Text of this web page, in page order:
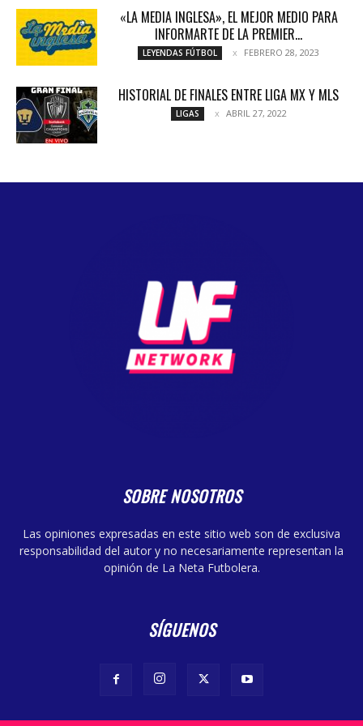
«LA MEDIA INGLESA», EL MEJOR MEDIO PARA
INFORMARTE DE LA PREMIER...
LEYENDAS FÚTBOL FEBRERO 28, 2023
HISTORIAL DE FINALES ENTRE LIGA MX Y MLS
LIGAS ABRIL 27, 2022
SOBRE NOSOTROS
Las opiniones expresadas en este sitio web son de exclusiva
responsabilidad del autor y no necesariamente representan la
opinión de La Neta Futbolera.
SÍGUENOS